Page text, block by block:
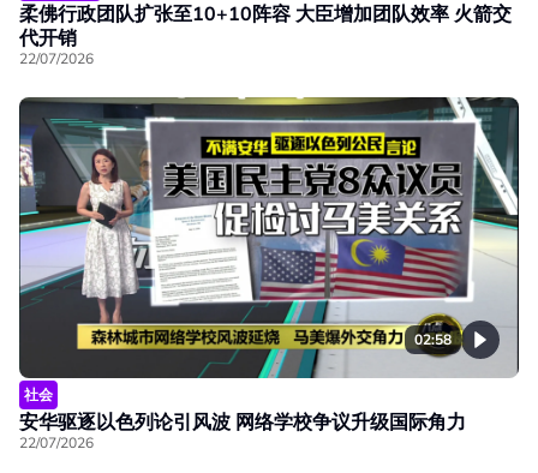
柔佛行政团队扩张至10+10阵容 大臣增加团队效率 火箭交
代开销
22/07/2026
02:58
社会
安华驱逐以色列论引风波 网络学校争议升级国际角力
22/07/2026